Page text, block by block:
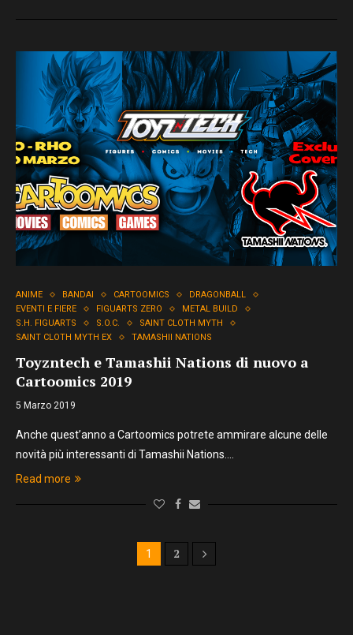
ANIME BANDAI CARTOOMICS
DRAGONBALL
EVENTI E FIERE
FIGUARTS ZERO
METAL BUILD
S.H. FIGUARTS
S.O.C.
SAINT CLOTH MYTH
SAINT CLOTH MYTH EX
TAMASHII NATIONS
Toyzntech e Tamashii Nations di nuovo a
Cartoomics 2019
5 Marzo 2019
Anche quest’anno a Cartoomics potrete ammirare alcune delle
novità più interessanti di Tamashii Nations.…
Read more
1 2